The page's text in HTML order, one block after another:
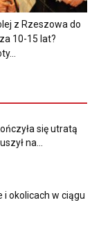
z Rzeszowa do
10-15 lat?
się utratą
na...
i okolicach w ciągu